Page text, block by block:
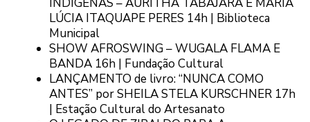
LÚCIA ITAQUAPE PERES 14h | Biblioteca
Municipal
SHOW AFROSWING – WUGALA FLAMA E
BANDA 16h | Fundação Cultural
LANÇAMENTO de livro: “NUNCA COMO
ANTES” por SHEILA STELA KURSCHNER 17h
| Estação Cultural do Artesanato